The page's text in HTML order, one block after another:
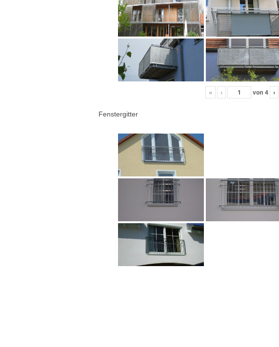
« ‹ von 4 ›
Fenstergitter